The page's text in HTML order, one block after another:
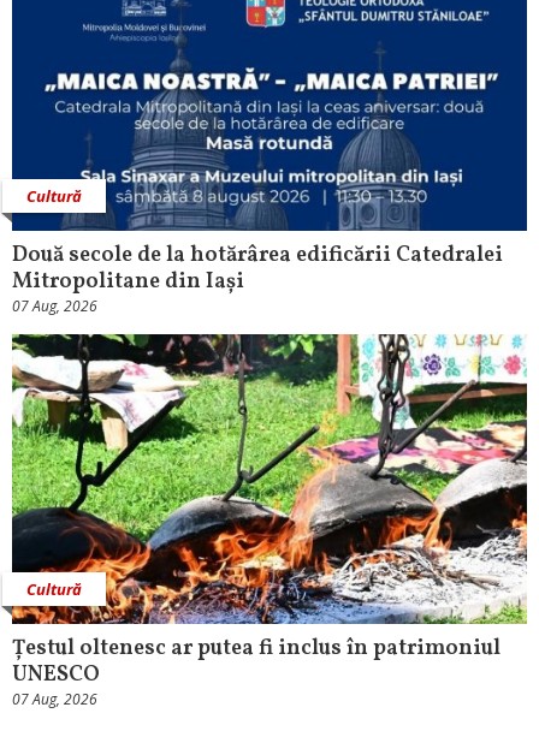
Cultură
Două secole de la hotărârea edificării Catedralei
Mitropolitane din Iași
07 Aug, 2026
Cultură
Țestul oltenesc ar putea fi inclus în patrimoniul
UNESCO
07 Aug, 2026